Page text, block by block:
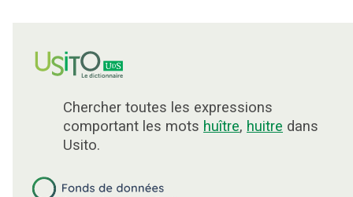
Chercher toutes les expressions
comportant les mots huître, huitre dans
Usito.